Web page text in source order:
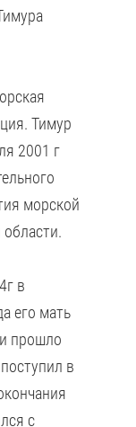
Тимур
2001 г
морской
в
его мать
прошло
в
с